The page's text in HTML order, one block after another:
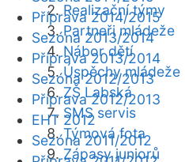
Realizační týmy
Partneři mládeže
Nábor dětí
Úspěchy mládeže
ZŠ Labská
SMS servis
Týmová fota
Zápasy juniorů
Příprava 2014/2015
Sezóna 2013/2014
Příprava 2013/2014
Sezóna 2012/2013
Příprava 2012/2013
EHT 2012
Sezóna 2011/2012